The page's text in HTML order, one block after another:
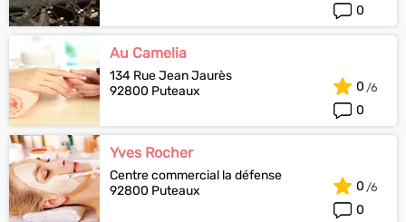
0
Au Camelia
134 Rue Jean Jaurès
92800 Puteaux
0
0
Yves Rocher
Centre commercial la défense
92800 Puteaux
0
0